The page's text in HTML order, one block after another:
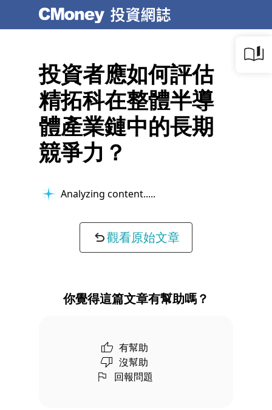
投資者應如何評估
精拓科在整體半導
體產業鏈中的長期
競爭力？
Analyzing content...
觀看原始文章
你覺得這篇文章有幫助嗎？
有幫助
沒幫助
回報問題